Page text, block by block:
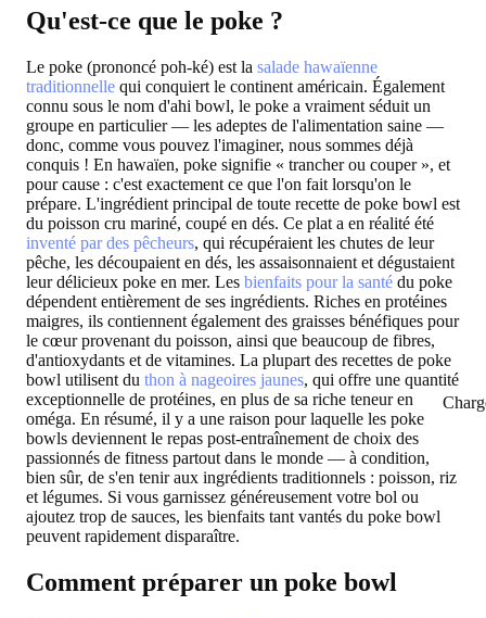
Qu'est-ce que le poke ?
Le poke (prononcé poh-ké) est la salade hawaïenne
traditionnelle qui conquiert le continent américain. Également
connu sous le nom d'ahi bowl, le poke a vraiment séduit un
groupe en particulier — les adeptes de l'alimentation saine —
donc, comme vous pouvez l'imaginer, nous sommes déjà
conquis ! En hawaïen, poke signifie « trancher ou couper », et
pour cause : c'est exactement ce que l'on fait lorsqu'on le
prépare. L'ingrédient principal de toute recette de poke bowl est
du poisson cru mariné, coupé en dés. Ce plat a en réalité été
inventé par des pêcheurs, qui récupéraient les chutes de leur
pêche, les découpaient en dés, les assaisonnaient et dégustaient
leur délicieux poke en mer. Les bienfaits pour la santé du poke
dépendent entièrement de ses ingrédients. Riches en protéines
maigres, ils contiennent également des graisses bénéfiques pour
le cœur provenant du poisson, ainsi que beaucoup de fibres,
d'antioxydants et de vitamines. La plupart des recettes de poke
bowl utilisent du thon à nageoires jaunes, qui offre une quantité
exceptionnelle de protéines, en plus de sa riche teneur en
oméga. En résumé, il y a une raison pour laquelle les poke
bowls deviennent le repas post-entraînement de choix des
passionnés de fitness partout dans le monde — à condition,
bien sûr, de s'en tenir aux ingrédients traditionnels : poisson, riz
et légumes. Si vous garnissez généreusement votre bol ou
ajoutez trop de sauces, les bienfaits tant vantés du poke bowl
peuvent rapidement disparaître.
Comment préparer un poke bowl